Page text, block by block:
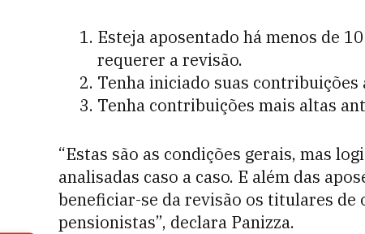
Esteja aposentado há menos de
requerer a revisão.
Tenha iniciado suas contribuições
Tenha contribuições mais altas
“Estas são as condições gerais, mas
analisadas caso a caso. E além das
beneficiar-se da revisão os titulares
pensionistas”, declara Panizza.